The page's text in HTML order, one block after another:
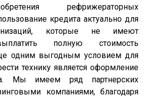
рефрижераторных
кредита актуально для
которые не имеют
полную стоимость
одним выгодным условием для
технику является оформление
Мы имеем ряд партнерских
компаниями, благодаря